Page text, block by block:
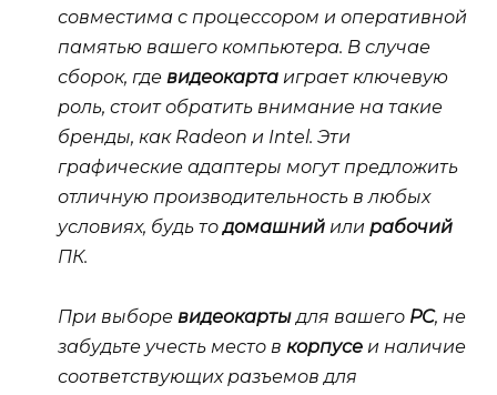
совместима с процессором и оперативной
памятью вашего компьютера. В случае
сборок, где видеокарта играет ключевую
роль, стоит обратить внимание на такие
бренды, как Radeon и Intel. Эти
графические адаптеры могут предложить
отличную производительность в любых
условиях, будь тодомашний или рабочий
ПК.
При выборе видеокартыдля вашего PC, не
забудьте учесть место в корпусе и наличие
соответствующих разъемов для